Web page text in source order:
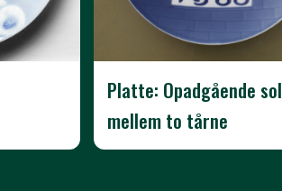
Platte: Opadgående sol
mellem to tårne